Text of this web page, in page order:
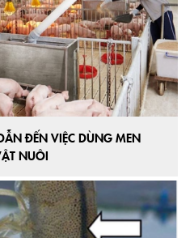
ĐẾN VIỆC DÙNG MEN
NUÔI